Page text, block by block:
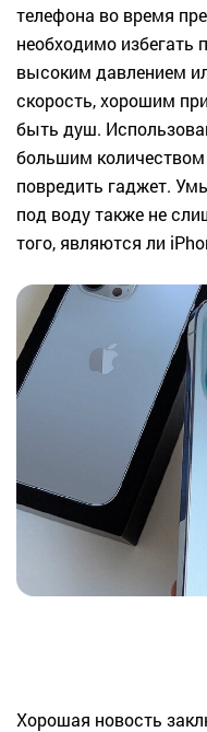
телефона во время
необходимо избегать
высоким давлением
скорость, хорошим
быть душ.
большим
повредить гаджет.
под воду также не
того, являются ли
Хорошая новость